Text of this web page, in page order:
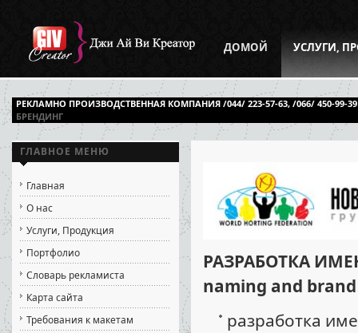
ДОМОЙ УСЛУГИ,
РЕКЛАМНО ПРОИЗВОДСТВЕННАЯ КОМПАНИЯ /044/ 223-57-63, /066/ 450-99-39
БРЕНДИНГ
РАЗРАБОТКА
naming and
разработка
ГЛАВНОЕ МЕНЮ
Главная
О нас
Услуги, Продукция
Портфолио
Словарь рекламиста
Карта сайта
Требования к макетам